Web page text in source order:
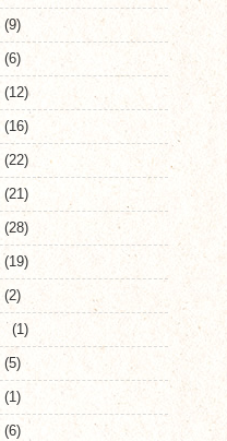
(9)
(6)
(12)
(16)
(22)
(21)
(28)
(19)
(2)
(1)
(5)
(1)
(6)